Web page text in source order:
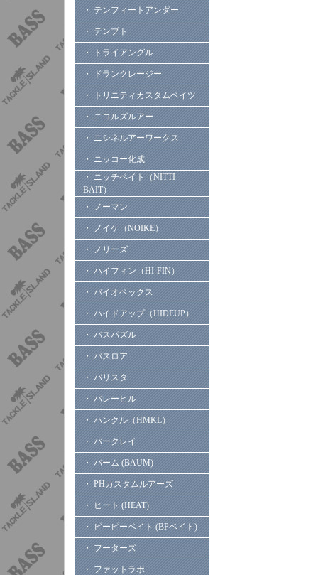
・ テンフィートアンダー
・ テンプト
・ トライアングル
・ ドランクレージー
・ トリニティカスタムベイツ
・ ニコルズルアー
・ ニシネルアーワークス
・ ニッコー化成
・ ニッチベイト（NITTI
BAIT）
・ ノーマン
・ ノイケ（NOIKE）
・ ノリーズ
・ ハイフィン（HI-FIN）
・ バイオベックス
・ ハイドアップ（HIDEUP）
・ バスパズル
・ バスロア
・ バリスタ
・ バレーヒル
・ ハンクル（HMKL）
・ バークレイ
・ バーム (BAUM)
・ PHカスタムルアーズ
・ ヒート (HEAT)
・ ビーピーベイト (BPベイト)
・ フーターズ
・ ファットラボ